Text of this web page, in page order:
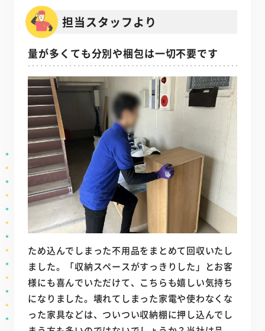
担当スタッフより
量が多くても分別や梱包は一切不要です
ため込んでしまった不用品をまとめて回収いたし
ました。「収納スペースがすっきりした」とお客
様にも喜んでいただけて、こちらも嬉しい気持ち
になりました。壊れてしまった家電や使わなくな
った家具などは、ついつい収納棚に押し込んでし